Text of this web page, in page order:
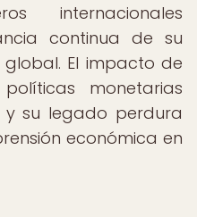
internacionales
continua de su
El impacto de
monetarias
y su legado perdura
económica en